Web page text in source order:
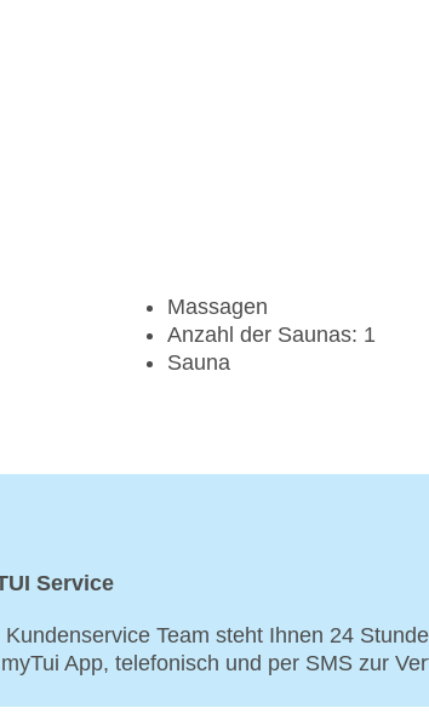
Massagen
Anzahl der Saunas: 1
Sauna
Service
Team steht Ihnen 24
App, telefonisch und per SMS zur